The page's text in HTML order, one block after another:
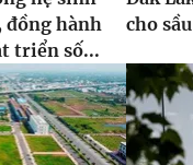
hành
triển số...
cho